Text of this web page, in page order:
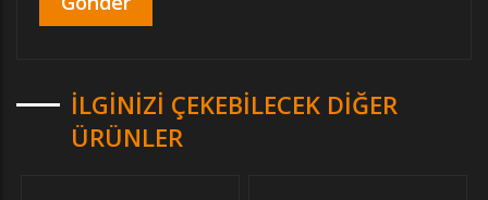
İLGINIZI ÇEKEBILECEK DIĞER
ÜRÜNLER